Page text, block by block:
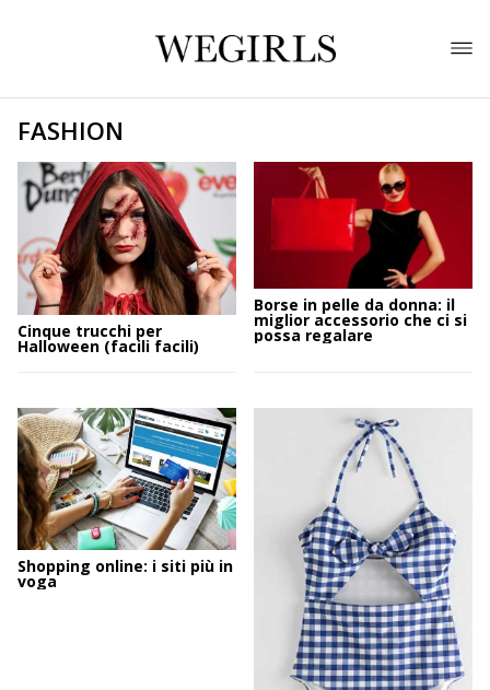
FASHION
Cinque trucchi per
Halloween (facili facili)
Borse in pelle da donna: il
miglior accessorio che ci si
possa regalare
Shopping online: i siti più in
voga